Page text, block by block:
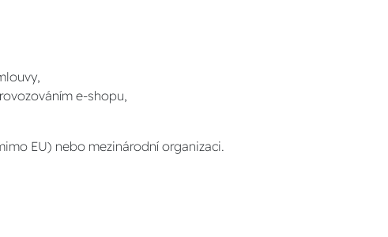
e-shopu,
EU) nebo mezinárodní organizaci.